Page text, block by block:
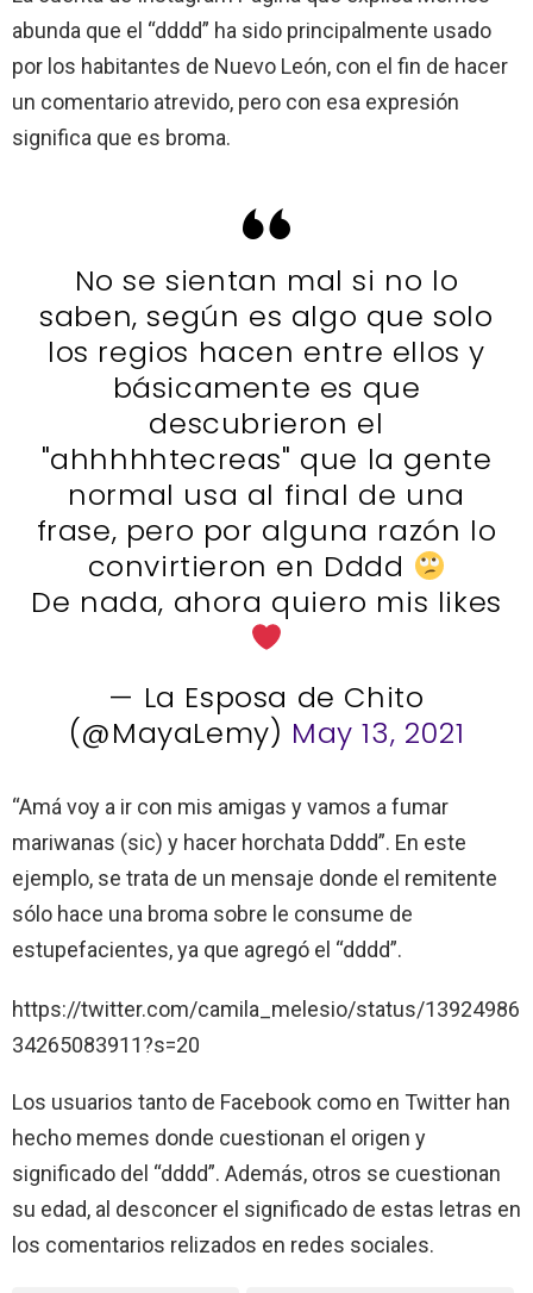
abunda que el “dddd” ha sido principalmente usado
por los habitantes de Nuevo León, con el fin de hacer
un comentario atrevido, pero con esa expresión
significa que es broma.
No se sientan mal si no lo
saben, según es algo que solo
los regios hacen entre ellos y
básicamente es que
descubrieron el
"ahhhhhtecreas" que la gente
normal usa al final de una
frase, pero por alguna razón lo
convirtieron en Dddd
De nada, ahora quiero mis likes
— La Esposa de Chito
(@MayaLemy) May 13, 2021
“Amá voy a ir con mis amigas y vamos a fumar
mariwanas (sic) y hacer horchata Dddd”. En este
ejemplo, se trata de un mensaje donde el remitente
sólo hace una broma sobre le consume de
estupefacientes, ya que agregó el “dddd”.
https://twitter.com/camila_melesio/status/13924986
34265083911?s=20
Los usuarios tanto de Facebook como en Twitter han
hecho memes donde cuestionan el origen y
significado del “dddd”. Además, otros se cuestionan
su edad, al desconcer el significado de estas letras en
los comentarios relizados en redes sociales.